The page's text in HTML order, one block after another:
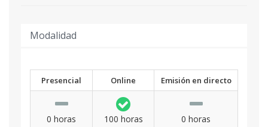
Modalidad
Presencial Online Emisión en directo
0 horas 100 horas 0 horas